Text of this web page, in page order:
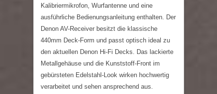
Kalibriermikrofon, Wurfantenne und eine
ausführliche Bedienungsanleitung enthalten. Der
Denon AV-Receiver besitzt die klassische
440mm Deck-Form und passt optisch ideal zu
den aktuellen Denon Hi-Fi Decks. Das lackierte
Metallgehäuse und die Kunststoff-Front im
gebürsteten Edelstahl-Look wirken hochwertig
verarbeitet und sehen ansprechend aus.